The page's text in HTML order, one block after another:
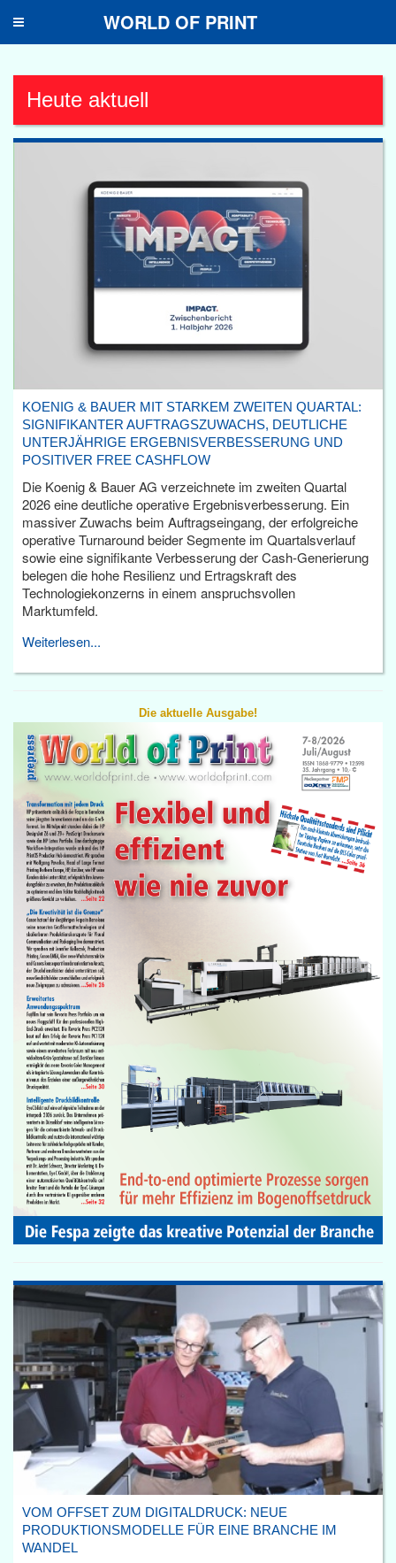
Toggle
WORLD OF PRINT
Heute aktuell
KOENIG & BAUER MIT STARKEM ZWEITEN QUARTAL:
SIGNIFIKANTER AUFTRAGSZUWACHS, DEUTLICHE
UNTERJÄHRIGE ERGEBNISVERBESSERUNG UND
POSITIVER FREE CASHFLOW
Die Koenig & Bauer AG verzeichnete im zweiten Quartal
2026 eine deutliche operative Ergebnisverbesserung. Ein
massiver Zuwachs beim Auftragseingang, der erfolgreiche
operative Turnaround beider Segmente im Quartalsverlauf
sowie eine signifikante Verbesserung der Cash-Generierung
belegen die hohe Resilienz und Ertragskraft des
Technologiekonzerns in einem anspruchsvollen
Marktumfeld.
Weiterlesen...
Die aktuelle Ausgabe!
VOM OFFSET ZUM DIGITALDRUCK: NEUE
PRODUKTIONSMODELLE FÜR EINE BRANCHE IM
WANDEL